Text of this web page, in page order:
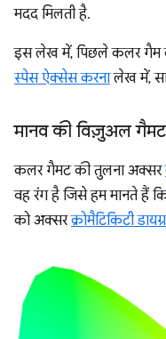
मदद मिलती है.
इस लेख में, पिछले कलर गैम
स्पेस ऐक्सेस करनालेख में,
मानव की विज़ुअल गैमट
कलर गैमट की तुलना अक्सर
वह रंग है जिसे हम मानते हैं
को अक्सरक्रोमैटिकिटी